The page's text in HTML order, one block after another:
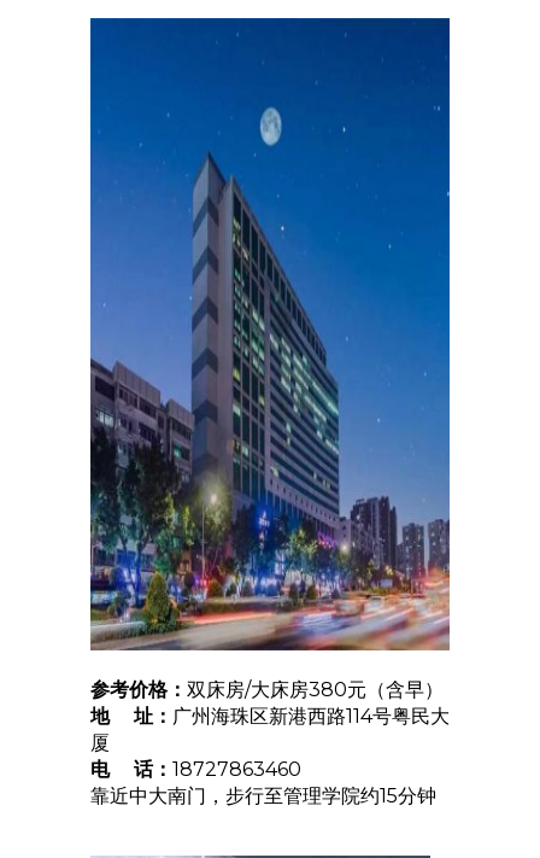
参考价格： 双床房/大床房380元（含早）
地 址： 广州海珠区新港西路114号粤民大
厦
电 话： 18727863460
靠近中大南门，步行至管理学院约15分钟